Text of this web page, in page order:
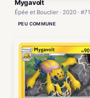
Mygavolt
Épée et Bouclier · 2020 · #71
PEU COMMUNE